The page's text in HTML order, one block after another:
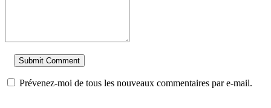
Prévenez-moi de tous les nouveaux commentaires par e-mail.